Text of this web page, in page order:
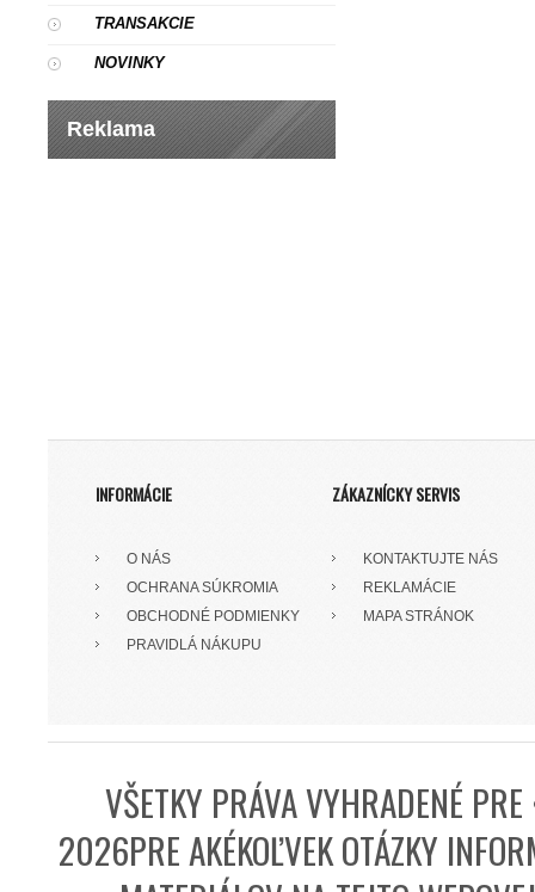
TRANSAKCIE
NOVINKY
Reklama
INFORMÁCIE
O NÁS
OCHRANA SÚKROMIA
OBCHODNÉ PODMIENKY
PRAVIDLÁ NÁKUPU
ZÁKAZNÍCKY SERVIS
KONTAKTUJTE NÁS
REKLAMÁCIE
MAPA STRÁNOK
VŠETKY PRÁVA VYHRADENÉ
2026PRE AKÉKOĽVEK OTÁZKY